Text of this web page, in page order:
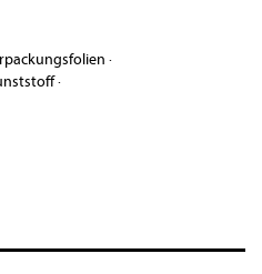
·
·